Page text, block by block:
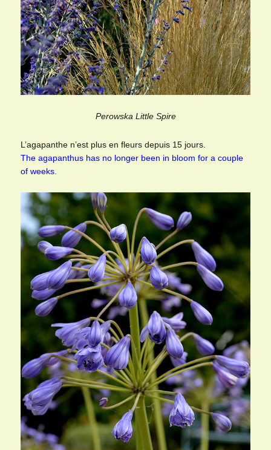
Perowska Little Spire
L’agapanthe n’est plus en fleurs depuis 15 jours.
The agapanthus has no longer been in bloom for a couple
of weeks.